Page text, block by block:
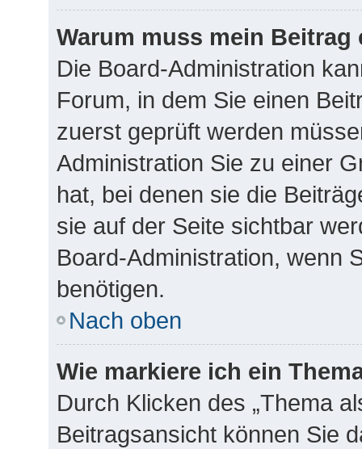
Warum muss mein
Die Board-Administration
Forum, in dem Sie einen
zuerst geprüft werden
Administration Sie zu einer
hat, bei denen sie die
sie auf der Seite sichtbar
Board-Administration, wenn
benötigen.
Nach oben
Wie markiere ich ein
Durch Klicken des „Thema
Beitragsansicht können Sie